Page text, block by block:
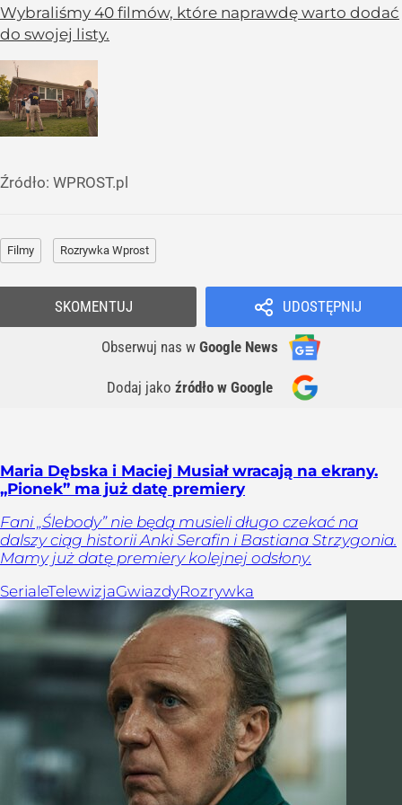
Wybraliśmy 40 filmów, które naprawdę warto dodać
do swojej listy.
Źródło: WPROST.pl
Filmy Rozrywka Wprost
UDOSTĘPNIJ
Obserwuj nas w Google News
Dodaj jako źródło w Google
SKOMENTUJ
Maria Dębska i Maciej Musiał wracają na ekrany.
„Pionek” ma już datę premiery
Fani „Ślebody” nie będą musieli długo czekać na
dalszy ciąg historii Anki Serafin i Bastiana Strzygonia.
Mamy już datę premiery kolejnej odsłony.
SerialeTelewizjaGwiazdyRozrywka